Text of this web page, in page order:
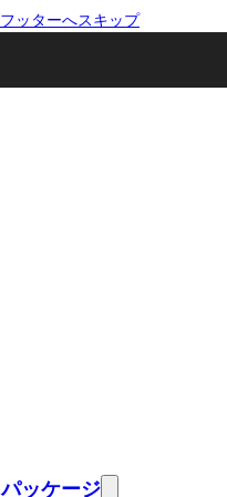
フッターへスキップ
ッケージ